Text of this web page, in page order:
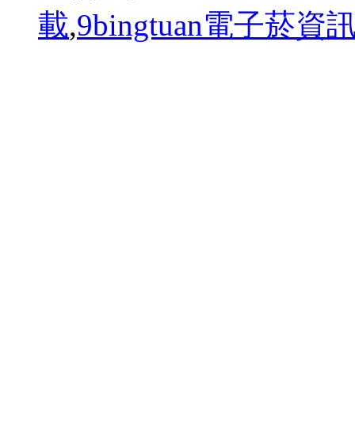
載,9bingtuan電子菸資